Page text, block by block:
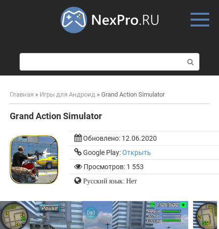
о
и
к
Главная » Игры для Андроид » Grand Action Simulator
Grand Action Simulator
Обновлено: 12.06.2020
Google Play:Открыть
Просмотров: 1 553
Русский язык: Нет